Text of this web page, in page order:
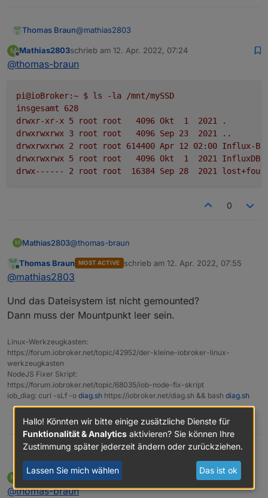
Thomas Braun@mathias2803
M
Offline
Mathias2803schrieb am 12. Apr. 2022, 07:24
zuletzt editiert von
@thomas-braun
pi@ioBroker:~ $ ls -la
/mnt/mySSD
insgesamt
628
drwxr-xr-x 5 root root 4096 Okt 1 2021
.
drwxrwxrwx 3 root root 4096 Sep 23 2021
..
drwxrwxrwx 2 root root 614400 Apr 12 02 :00 Influx-
drwxrwxrwx 5 root root 4096 Okt 1 2021 InfluxDB
drwx------
2 root root 16384 Sep 28 2021
0
M Mathias2803@thomas-braun
pi@ioBroker:~ $ ls -la /mnt/mySSD
insgesamt 628
drwxrwxrwx 3 root root   4096 Sep 23
drwxrwxrwx 2 root root 614400 Apr 12
drwxrwxrwx 5 root root   4096 Okt  1
Online
Thomas Braun MOST ACTIVE schrieb am 12. Apr. 2022, 07:55
zuletzt editiert von
@mathias2803
Und das Dateisystem ist nicht gemounted?
Dann muss der Mountpunkt leer sein.
Linux-Werkzeugkasten:
https://forum.iobroker.net/topic/42952/der-kleine-iobroker-linux-
werkzeugkasten
NodeJS Fixer Skript:
https://forum.iobroker.net/topic/68035/iob-node-fix-skript
iob_diag: curl -sLf -o diag.sh https://iobroker.net/diag.sh && bash diag.sh
0
Und das Dateisystem ist nicht gemounted?
Dann muss der Mountpunkt leer sein.
M
Offline
Mathias2803 schrieb am 12. Apr. 2022, 09:12
zuletzt editiert von
@thomas-braun
Hallo! Könnten wir bitte einige zusätzliche Dienste für
Funktionalität & Analytics aktivieren? Sie können Ihre
Zustimmung später jederzeit ändern oder zurückziehen.
Lassen Sie mich wählen Das ist ok